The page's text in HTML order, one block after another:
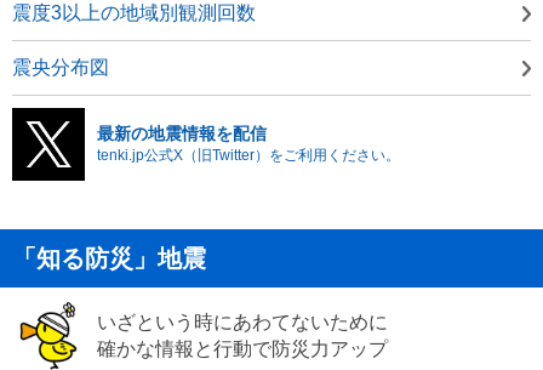
震度3以上の地域別観測回数
震央分布図
最新の地震情報を配信
tenki.jp公式X（旧Twitter）をご利用ください。
「知る防災」地震
いざという時にあわてないために
確かな情報と行動で防災力アップ